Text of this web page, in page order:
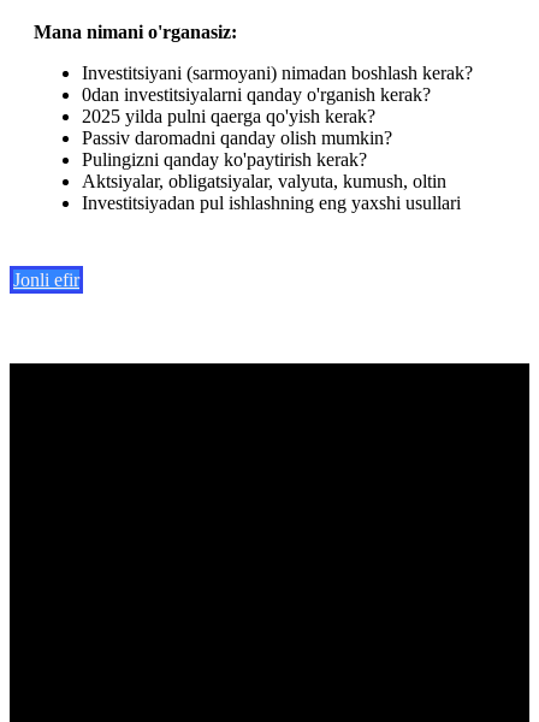
Mana nimani o'rganasiz:
Investitsiyani (sarmoyani) nimadan boshlash kerak?
0dan investitsiyalarni qanday o'rganish kerak?
2025 yilda pulni qaerga qo'yish kerak?
Passiv daromadni qanday olish mumkin?
Pulingizni qanday ko'paytirish kerak?
Aktsiyalar, obligatsiyalar, valyuta, kumush, oltin
Investitsiyadan pul ishlashning eng yaxshi usullari
Jonli efir